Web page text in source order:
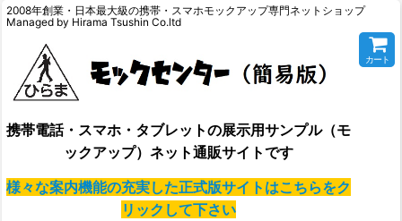
2008年創業・日本最大級の携帯・スマホモックアップ専門ネットショップ
Managed by Hirama Tsushin Co.ltd
携帯電話・スマホ・タブレットの展示用サンプル（モ
ックアップ）ネット通販サイトです
様々な案内機能の充実した正式版サイトはこちらをク
リックして下さい
カート